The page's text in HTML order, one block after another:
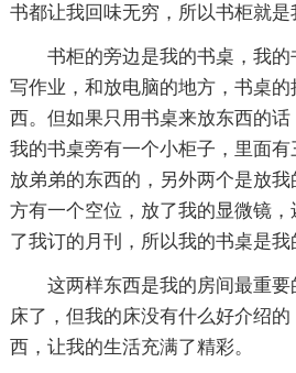
书都让我回味无穷，所以书柜就是
书柜的旁边是我的书桌，我的
写作业，和放电脑的地方，书桌
西。但如果只用书桌来放东西的
我的书桌旁有一个小柜子，里面
放弟弟的东西的，另外两个是放
方有一个空位，放了我的显微镜
了我订的月刊，所以我的书桌是我
这两样东西是我的房间最重
床了，但我的床没有什么好介绍
西，让我的生活充满了精彩。